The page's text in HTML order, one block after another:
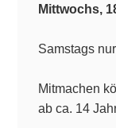
Mittwochs,
Samstags
Mitmachen
ab ca. 14